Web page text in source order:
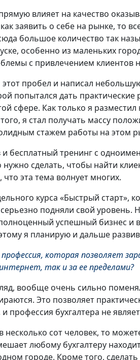
влияет на качество
заявить о себе на рынке, то
большое количество так
особенно из маленьких
с привлечением клиентов
пробел и написал
попытался дать
сфере. Как только я разместил
я стал получать массу
стажем работы на этом
бесплатный тренинг с
сделать, чтобы найти
эта тема волнует многих.
курса «Быстрый старт»,
подняли свой уровень.
успешный бизнес и
я планирую и дальше
которая позволяет
так и за ее пределами?
вообще очень сильно
Это позволяет
профессия бухгалтера не
сот человек, то
любому бухгалтеру
городе. Кроме того,